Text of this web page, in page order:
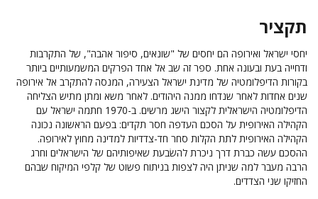
תקציר
יחסי ישראל ואירופה הם יחסים של "שונאים, סיפור אהבה", של התקרבות
ודחייה בעת ובעונה אחת. ספר זה שב אל אחד הפרקים המשמעותיים ביותר
בקורות הדיפלומטיה של מדינת ישראל הצעירה, המנסה להתקרב אל אירופה
שנים אחדות לאחר שנדחו ממנה היהודים. לאחר משא ומתן מתיש הצליחה
הדיפלומטיה הישראלית לקצור הישג מרשים. ב-1970 חתמה ישראל עם
הקהילה האירופית על הסכם העדפה חסר תקדים: בפעם הראשונה נכונה
הקהילה האירופית לתת הקלות סחר חד-צדדיות למדינה מחוץ לאירופה.
ההסכם עשה כברת דרך ניכרת להשׂבעת שאיפותיהם של הישראלים וחרג
הרבה מעבר למה שניתן היה לצפות בניתוח פשוט של קלפי המיקוח שבהם
החזיקו שני הצדדים.